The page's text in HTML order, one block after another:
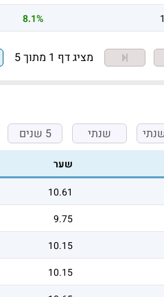
8.1%
מציג דף 1 מתוך 5
שנתי 5 שנים
שער
10.61
9.75
10.15
10.15